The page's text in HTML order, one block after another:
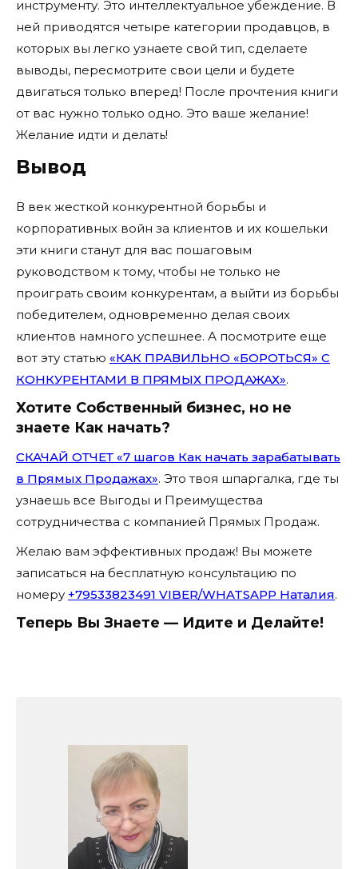
инструменту. Это интеллектуальное убеждение. В
ней приводятся четыре категории продавцов, в
которых вы легко узнаете свой тип, сделаете
выводы, пересмотрите свои цели и будете
двигаться только вперед! После прочтения книги
от вас нужно только одно. Это ваше желание!
Желание идти и делать!
Вывод
В век жесткой конкурентной борьбы и
корпоративных войн за клиентов и их кошельки
эти книги станут для вас пошаговым
руководством к тому, чтобы не только не
проиграть своим конкурентам, а выйти из борьбы
победителем, одновременно делая своих
клиентов намного успешнее. А посмотрите еще
вот эту статью «КАК ПРАВИЛЬНО «БОРОТЬСЯ» С
КОНКУРЕНТАМИ В ПРЯМЫХ ПРОДАЖАХ».
Хотите Собственный бизнес, но не
знаете Как начать?
СКАЧАЙ ОТЧЕТ «7 шагов Как начать зарабатывать
в Прямых Продажах». Это твоя шпаргалка, где ты
узнаешь все Выгоды и Преимущества
сотрудничества с компанией Прямых Продаж.
Желаю вам эффективных продаж! Вы можете
записаться на бесплатную консультацию по
номеру +79533823491 VIBER/WHATSAPP Наталия.
Теперь Вы Знаете — Идите и Делайте!